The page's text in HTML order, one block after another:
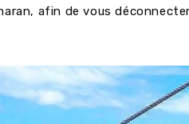
afin de vous